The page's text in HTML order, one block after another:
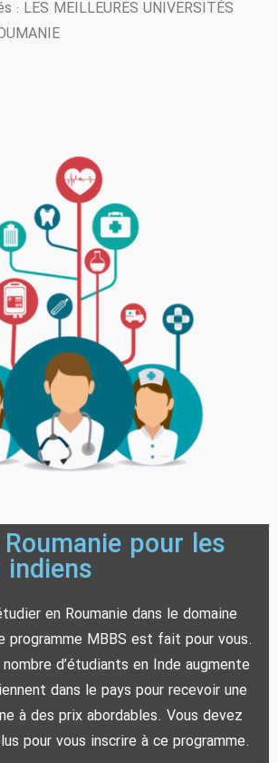
: LES MEILLEURES UNIVERSITÉS
pour les
en Roumanie dans le domaine
programme MBBS est fait pour vous.
d’étudiants en Inde augmente
dans le pays pour recevoir une
à des prix abordables. Vous devez
pour vous inscrire à ce programme.